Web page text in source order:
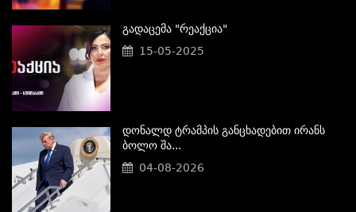
Გადაცემა "რეაქცია"
15-05-2025
Დონალდ Ტრამპის Განცხადებით Ირანს
Ბოლო Შა...
04-08-2026